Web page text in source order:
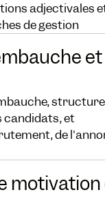
adjectivales
de gestion
candidats, et
de
motivation